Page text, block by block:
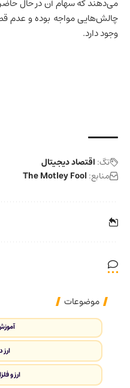
چالش‌هایی مواجه بوده و عدم
وجود دارد.
تگ: اقتصاد دیجیتال
منابع: The Motley Fool
موضوعات
ارز
ارز و